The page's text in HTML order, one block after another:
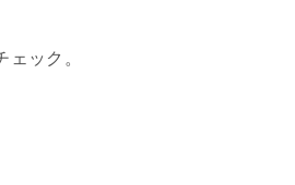
ック。